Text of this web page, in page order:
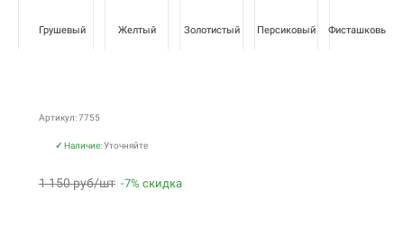
Грушевый Желтый Золотистый Персиковый Фисташковый
Артикул: 7755
✓ Наличие:Уточняйте
1 150 руб/шт -7% скидка